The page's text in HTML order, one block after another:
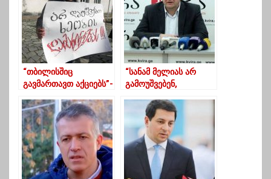
არ ვეყრდნობით?
“თბილისშიც
გავმართავთ აქციებს”-
ჰესის მშენებლობას
აპროტესტებენ
“სანამ მელიას არ
გამოუშვებენ,
ხელისუფლებასთან
მოლაპარაკებებზე არ
უნდა დაჯდეს “